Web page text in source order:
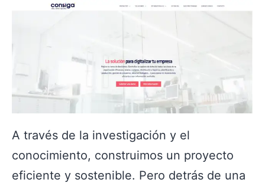
A través de la investigación y el
conocimiento, construimos un proyecto
eficiente y sostenible. Pero detrás de una